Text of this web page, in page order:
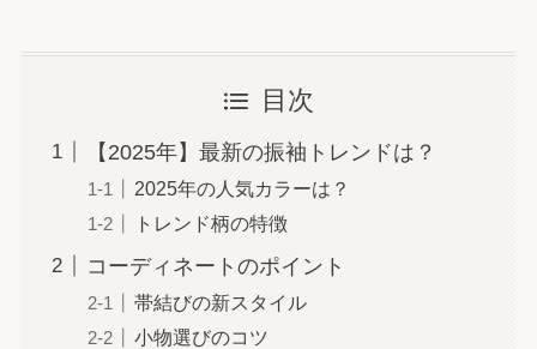
目次
【2025年】最新の振袖トレンドは？
2025年の人気カラーは？
トレンド柄の特徴
コーディネートのポイント
帯結びの新スタイル
小物選びのコツ